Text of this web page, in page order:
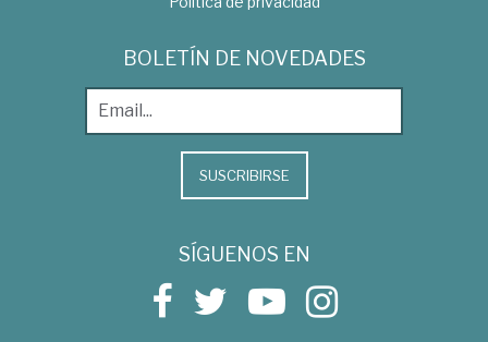
BOLETÍN DE NOVEDADES
SUSCRIBIRSE
SÍGUENOS EN